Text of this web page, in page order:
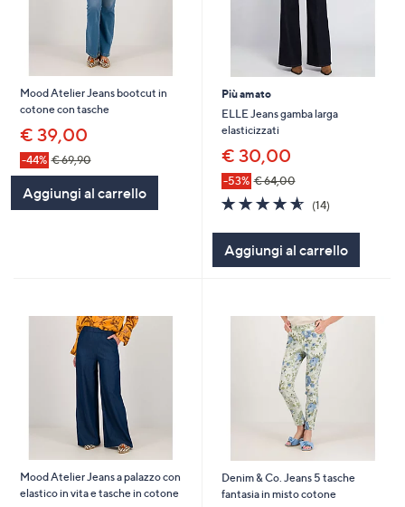
Mood Atelier Jeans bootcut in
cotone con tasche
€ 39,00
-44% € 69,90
Aggiungi al carrello
Più amato
ELLE Jeans gamba larga
elasticizzati
€ 30,00
-53% € 64,00
4.6
of
5
Stars
(14)14
Aggiungi al carrello
Mood Atelier Jeans a palazzo con
elastico in vita e tasche in cotone
Denim & Co. Jeans 5 tasche
fantasia in misto cotone